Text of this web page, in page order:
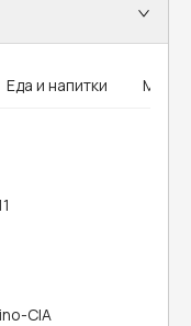
Еда и напитки Мыши
CIA